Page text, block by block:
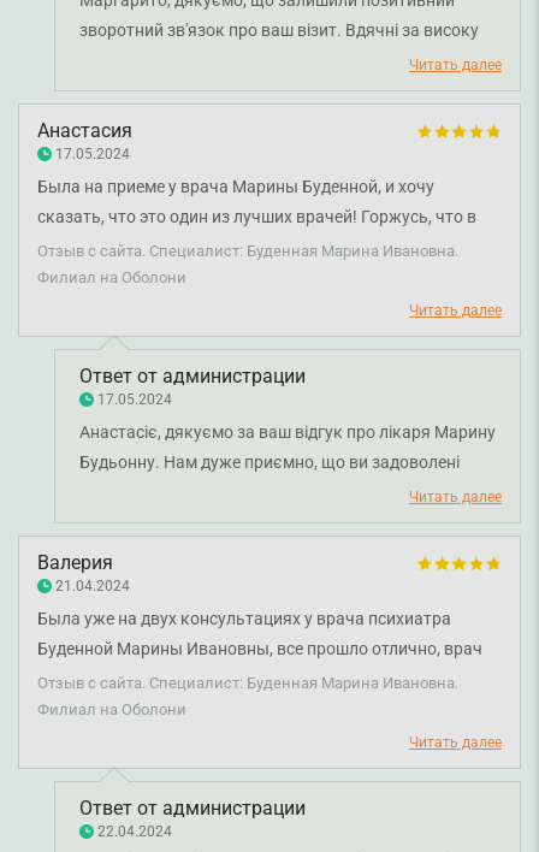
зворотний зв'язок про ваш візит. Вдячні за високу
оцінку роботи лікаря Будьонної Марини Іванівни.
Бажаємо міцного здоров'я!
Читать далее
Анастасия
17.05.2024
Была на приеме у врача Марины Буденной, и хочу
сказать, что это один из лучших врачей! Горжусь, что в
Украине есть врачи столь высокого уровня и
квалификации! Прием прошел очень хорошо) Врач очень
Отзыв с сайта. Специалист: Буденная Марина Ивановна.
Филиал на Оболони
Читать далее
Ответ от администрации
17.05.2024
Анастасіє, дякуємо за ваш відгук про лікаря Марину
Будьонну. Нам дуже приємно, що ви задоволені
візитом до лікаря. Бажаємо міцного здоров'я!Читать далее
Валерия
21.04.2024
Была уже на двух консультациях у врача психиатра
Буденной Марины Ивановны, все прошло отлично, врач
очень классный, консультации проходят максимально
комфортно, лечение эффективное. Всем советую❤️❤️❤️
Очень счастлива, что попала именно к этому врачу)
Отзыв с сайта. Специалист: Буденная Марина Ивановна.
Филиал на Оболони
Читать далее
Ответ от администрации
22.04.2024